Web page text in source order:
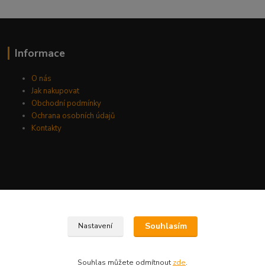
Informace
O nás
Jak nakupovat
Obchodní podmínky
Ochrana osobních údajů
Kontakty
Nastavení Souhlasím
Souhlas můžete odmítnout zde.